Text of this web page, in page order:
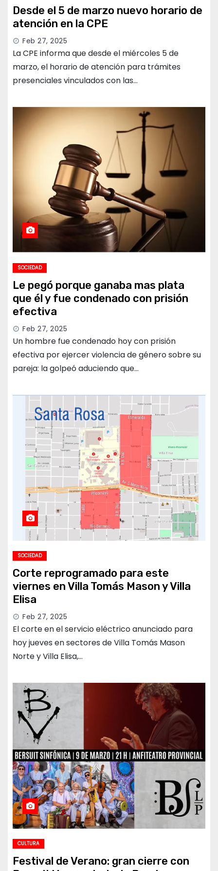
Desde el 5 de marzo nuevo horario de
atención en la CPE
Feb 27, 2025
La CPE informa que desde el miércoles 5 de
marzo, el horario de atención para trámites
presenciales vinculados con las…
SOCIEDAD
Le pegó porque ganaba mas plata
que él y fue condenado con prisión
efectiva
Feb 27, 2025
Un hombre fue condenado hoy con prisión
efectiva por ejercer violencia de género sobre su
pareja: la golpeó aduciendo que…
SOCIEDAD
Corte reprogramado para este
viernes en Villa Tomás Mason y Villa
Elisa
Feb 27, 2025
El corte en el servicio eléctrico anunciado para
hoy jueves en sectores de Villa Tomás Mason
Norte y Villa Elisa,…
CULTURA
Festival de Verano: gran cierre con